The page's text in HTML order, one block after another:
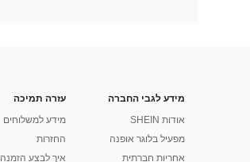
מידע לגבי החברה
אודות SHEIN
מפעיל בלוגר אופנה
אחריות חברתית
עזרה תמיכה
מידע למשלוחים
החזרות
איך לבצע הזמנה